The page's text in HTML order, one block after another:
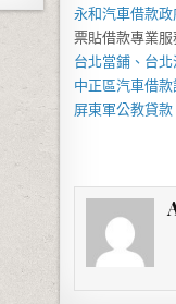
永和汽車借款政
票貼借款專業服
台北當鋪 、 台
中正區汽車借款
屏東軍公教貸款